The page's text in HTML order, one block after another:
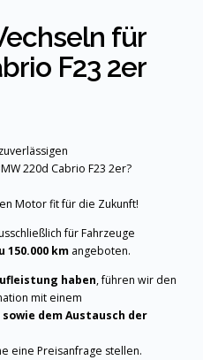
DEUTSCH
Nederlands
für
F23 2er
220d Cabrio F23 2er?
Motor fit für die Zukunft!
für Fahrzeuge
150.000 km angeboten.
haben, führen wir den
mit einem
dem Austausch der
eine Preisanfrage stellen.